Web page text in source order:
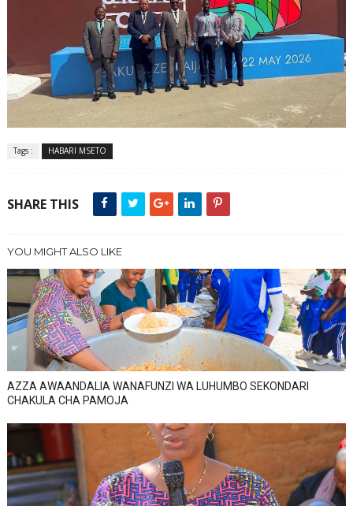
Tags : HABARI MSETO
SHARE THIS
YOU MIGHT ALSO LIKE
AZZA AWAANDALIA WANAFUNZI WA LUHUMBO SEKONDARI
CHAKULA CHA PAMOJA